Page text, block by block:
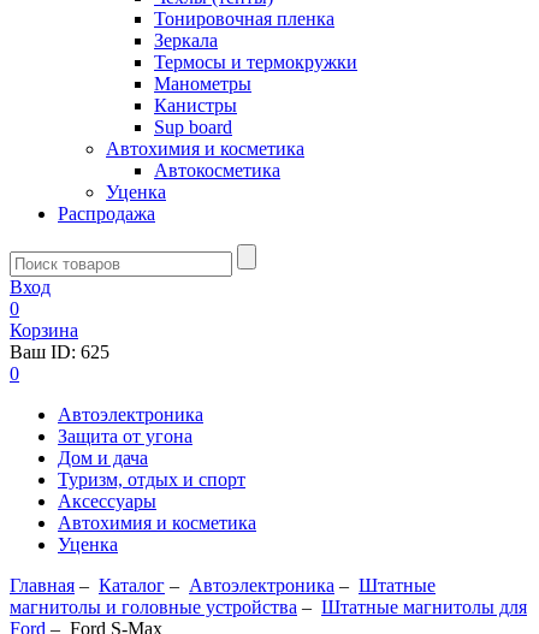
Тонировочная пленка
Зеркалa
Термосы и термокружки
Манометры
Канистры
Sup board
Автохимия и косметика
Автокосметика
Уценка
Распродажа
Вход
0
Корзина
Ваш ID: 625
0
Автоэлектроника
Защита от угона
Дом и дача
Туризм, отдых и спорт
Аксессуары
Автохимия и косметика
Уценка
Главная – Каталог – Автоэлектроника – Штатные
магнитолы и головные устройства – Штатные магнитолы для
Ford – Ford S-Max